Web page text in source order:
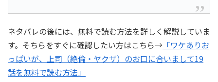
ネタバレの後には、無料で読む方法を詳しく解説していま
す。そちらをすぐに確認したい方はこちら→ 「ワケありお
っぱいが、上司（絶倫・ヤクザ）のお口に合いまして19
話を無料で読む方法」